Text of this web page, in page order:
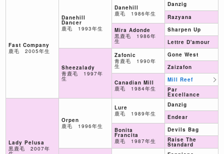
Fast Company
鹿毛 2005年生
Lady Pelusa
黒鹿毛 2007年
Danehill
Dancer
鹿毛 1993年生
Sheezalady
青鹿毛 1997年
生
Orpen
鹿毛 1996年生
Danehill
鹿毛 1986年生
Mira Adonde
黒鹿毛 1986年
生
Zafonic
青鹿毛 1990年
生
Canadian Mill
鹿毛 1984年生
Lure
鹿毛 1989年生
Bonita
Francita
鹿毛 1987年生
Danzig
Razyana
Sharpen Up
Lettre D'amour
Gone West
Zaizafon
Mill Reef
Par
Excellance
Danzig
Endear
Devils Bag
Raise The
Standard